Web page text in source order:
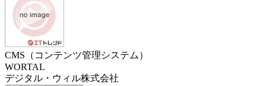
CMS（コンテンツ管理システム）
WORTAL
デジタル・ウィル株式会社